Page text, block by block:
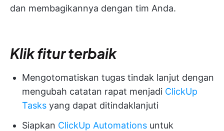
dan membagikannya dengan tim Anda.
Klik fitur terbaik
Mengotomatiskan tugas tindak lanjut dengan
mengubah catatan rapat menjadi ClickUp
Tasks yang dapat ditindaklanjuti
Siapkan ClickUp Automations untuk